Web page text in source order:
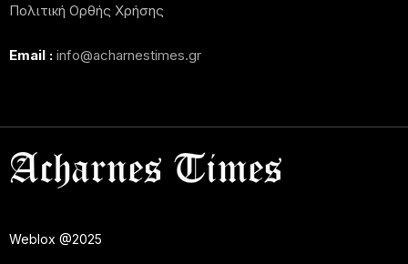
Πολιτική Ορθής Χρήσης
Email : info@acharnestimes.gr
Weblox @2025